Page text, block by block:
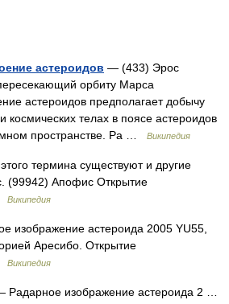
астероидов — (433) Эрос
орбиту Марса
астероидов предполагает добычу
космических телах в поясе астероидов
пространстве. Ра …
Википедия
термина существуют и другие
(99942) Апофис Открытие
Википедия
изображение астероида 2005 YU55,
Аресибо. Открытие
Википедия
Радарное изображение астероида 2 …